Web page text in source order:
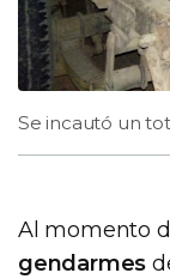
Se incautó un
Al momento
gendarmes